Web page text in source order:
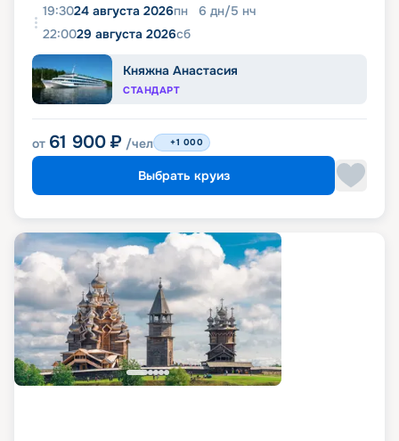
19:3024 августа 2026пн 6 дн/5 нч
22:0029 августа 2026сб
Княжна Анастасия
СТАНДАРТ
от 61 900 ₽ /чел +1 000
Выбрать круиз